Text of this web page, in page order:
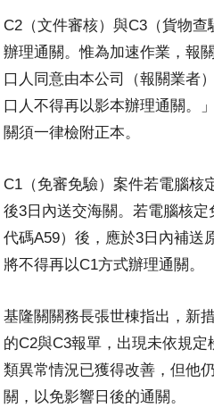
C2（文件審核）與C3（貨物
辦理通關。惟為加速作業，報
口人同意由本公司（報關業者
口人不得再以影本辦理通關。
關須一律檢附正本。
C1（免審免驗）案件若電腦核
後3日內送交海關。若電腦核
代碼A59）後，應於3日內補送
將不得再以C1方式辦理通關。
基隆關關務長張世棟指出，新
的C2與C3報單，出現未依規
類異常情況已獲得改善，但他
關，以免影響日後的通關。